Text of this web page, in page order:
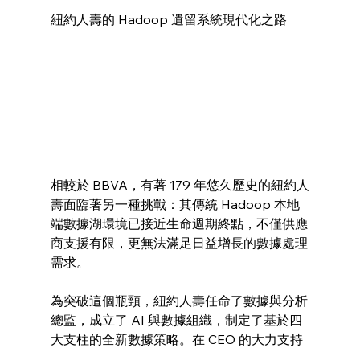
紐約人壽的 Hadoop 遺留系統現代化之路
相較於 BBVA，有著 179 年悠久歷史的紐約人
壽面臨著另一種挑戰：其傳統 Hadoop 本地
端數據湖環境已接近生命週期終點，不僅供應
商支援有限，更無法滿足日益增長的數據處理
需求。
為突破這個瓶頸，紐約人壽任命了數據與分析
總監，成立了 AI 與數據組織，制定了基於四
大支柱的全新數據策略。在 CEO 的大力支持